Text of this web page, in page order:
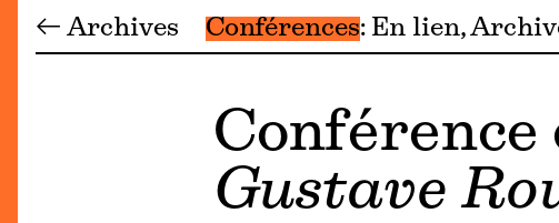
← Archives Conférences En lien
Gustave